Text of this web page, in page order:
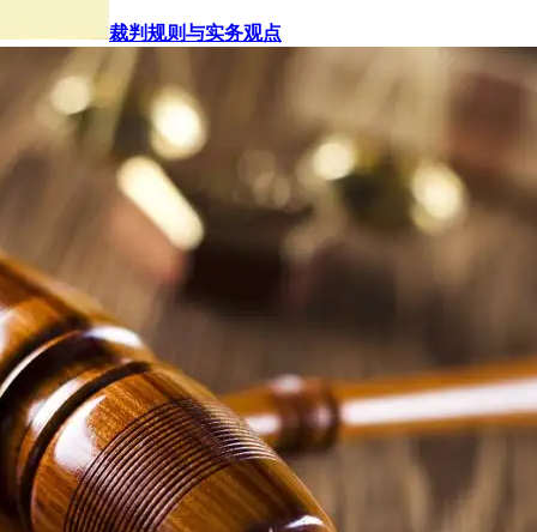
裁判规则与实务观点